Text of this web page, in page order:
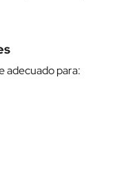
adecuado para: